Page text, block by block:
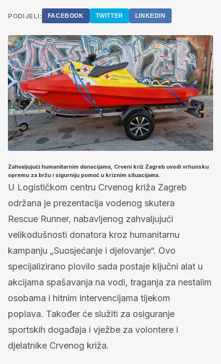
PODIJELI: FACEBOOK TWITTER LINKEDIN
Zahvaljujući humanitarnim donacijama, Crveni križ Zagreb uvodi vrhunsku
opremu za bržu i sigurniju pomoć u kriznim situacijama.
U Logističkom centru Crvenog križa Zagreb
održana je prezentacija vodenog skutera
Rescue Runner, nabavljenog zahvaljujući
velikodušnosti donatora kroz humanitarnu
kampanju „Suosjećanje i djelovanje“. Ovo
specijalizirano plovilo sada postaje ključni alat u
akcijama spašavanja na vodi, traganja za nestalim
osobama i hitnim intervencijama tijekom
poplava. Također će služiti za osiguranje
sportskih događaja i vježbe za volontere i
djelatnike Crvenog križa.